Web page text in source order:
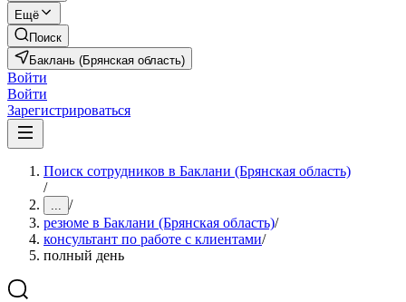
Ещё
Поиск
Баклань (Брянская область)
Войти
Войти
Зарегистрироваться
Поиск сотрудников в Баклани (Брянская область)
/
... /
резюме в Баклани (Брянская область)/
консультант по работе с клиентами/
полный день